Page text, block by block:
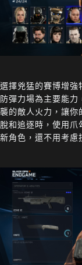
選擇兇猛的賽博增
防彈力場為主要能
襲的敵人火力，讓你
脫和追逐時，使用爪
新角色，還不用考慮